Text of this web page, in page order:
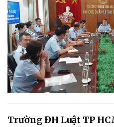
Trường ĐH Luật TP